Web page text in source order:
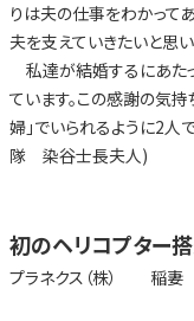
りは夫の仕事をわかって
夫を支えていきたいと思い
私達が結婚するにあた
ています。この感謝の気
婦」でいられるように2人
隊 染谷士長夫人)
初のヘリコプター
プラネクス（株） 稲